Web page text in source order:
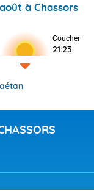
à Chassors
Coucher
21:23
Voici les
22/14 Paris :
Clermont-Fd
Limoges :
Lille : 25/15
Très
(74), Var